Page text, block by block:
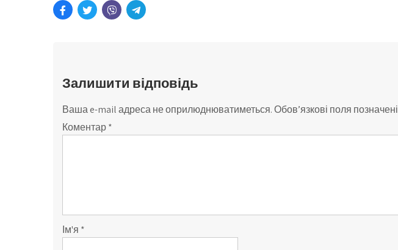
Залишити відповідь
Ваша e-mail адреса не оприлюднюватиметься.Обов’язкові поля позначені
Коментар*
Ім'я *